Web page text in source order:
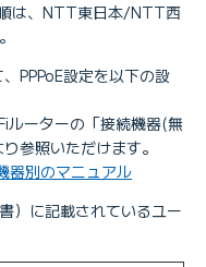
は、NTT東日本/NTT西
PPPoE設定を以下の設
ルーターの「接続機器(無
参照いただけます。
器別のマニュアル
）に記載されているユー